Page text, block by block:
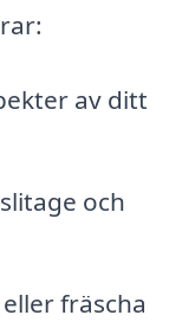
av ditt
och
fräscha